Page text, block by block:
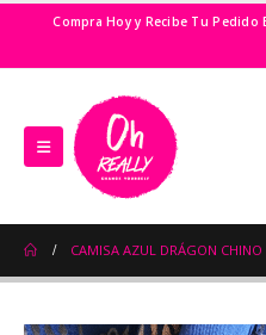
Compra Hoy y Recibe Tu Pedido
CAMISA AZUL DRÁGON CHINO